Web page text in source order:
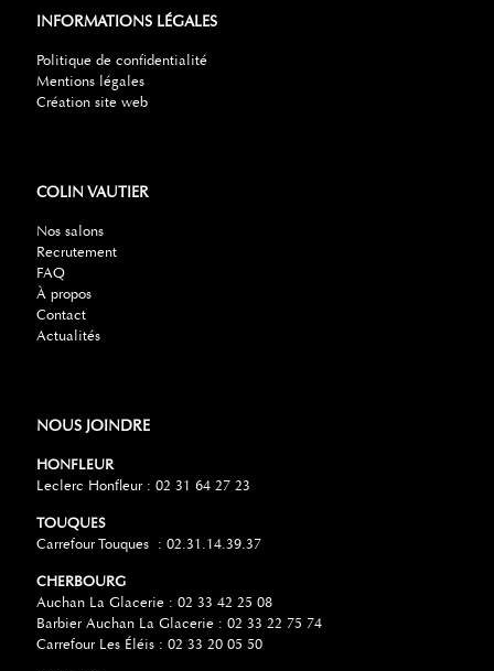
INFORMATIONS LÉGALES
Politique de confidentialité
Mentions légales
Création site web
COLIN VAUTIER
Nos salons
Recrutement
FAQ
À propos
Contact
Actualités
NOUS JOINDRE
HONFLEUR
Leclerc Honfleur : 02 31 64 27 23
TOUQUES
Carrefour Touques : 02.31.14.39.37
CHERBOURG
Auchan La Glacerie : 02 33 42 25 08
Barbier Auchan La Glacerie : 02 33 22 75 74
Carrefour Les Éléis : 02 33 20 05 50